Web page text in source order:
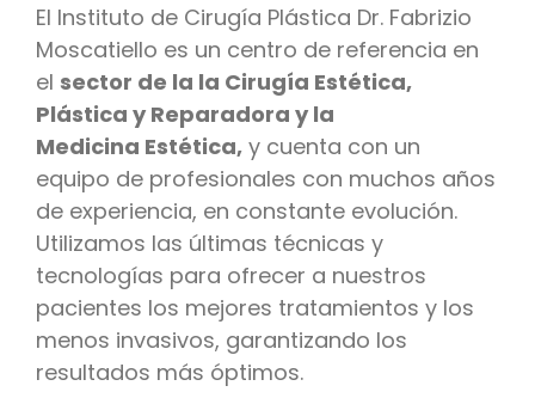
El Instituto de Cirugía Plástica Dr. Fabrizio
Moscatiello es un centro de referencia en
el sector de la la Cirugía Estética,
Plástica y Reparadora y la
Medicina Estética,y cuenta con un
equipo de profesionales con muchos años
de experiencia, en constante evolución.
Utilizamos las últimas técnicas y
tecnologías para ofrecer a nuestros
pacientes los mejores tratamientos y los
menos invasivos, garantizando los
resultados más óptimos.